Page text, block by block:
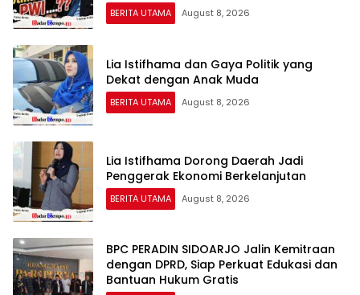
BERITA UTAMA August 8, 2026
Lia Istifhama dan Gaya Politik yang
Dekat dengan Anak Muda
BERITA UTAMA August 8, 2026
Lia Istifhama Dorong Daerah Jadi
Penggerak Ekonomi Berkelanjutan
BERITA UTAMA August 8, 2026
BPC PERADIN SIDOARJO Jalin Kemitraan
dengan DPRD, Siap Perkuat Edukasi dan
Bantuan Hukum Gratis